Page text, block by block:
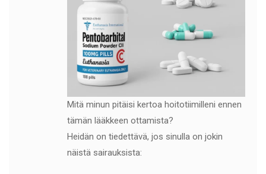
Mitä minun pitäisi kertoa hoitotiimilleni ennen
tämän lääkkeen ottamista?
Heidän on tiedettävä, jos sinulla on jokin
näistä sairauksista: